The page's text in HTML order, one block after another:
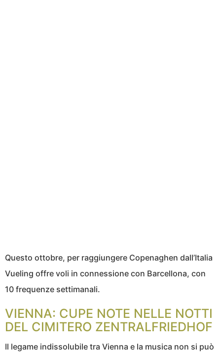
Questo ottobre, per raggiungere Copenaghen dall’Italia
Vueling offre voli in connessione con Barcellona, con
10 frequenze settimanali.
VIENNA: CUPE NOTE NELLE NOTTI
DEL CIMITERO ZENTRALFRIEDHOF
Il legame indissolubile tra Vienna e la musica non si può